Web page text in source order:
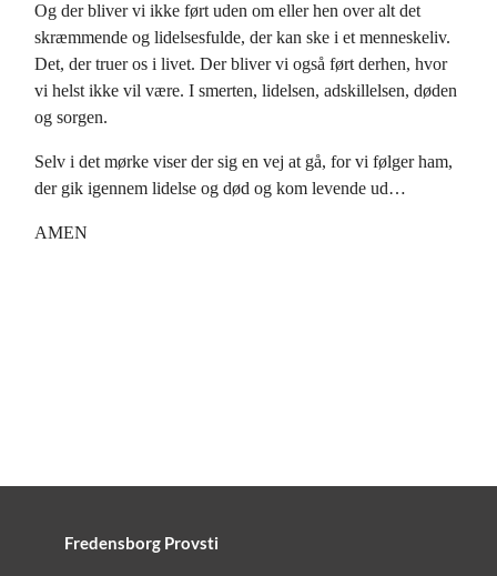
Og der bliver vi ikke ført uden om eller hen over alt det
skræmmende og lidelsesfulde, der kan ske i et menneskeliv.
Det, der truer os i livet. Der bliver vi også ført derhen, hvor
vi helst ikke vil være. I smerten, lidelsen, adskillelsen, døden
og sorgen.
Selv i det mørke viser der sig en vej at gå, for vi følger ham,
der gik igennem lidelse og død og kom levende ud…
AMEN
Fredensborg Provsti